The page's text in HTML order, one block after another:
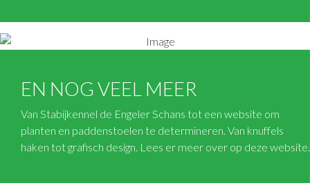
EN NOG VEEL MEER
Van Stabijkennel de Engeler Schans tot een website om
planten en paddenstoelen te determineren. Van knuffels
haken tot grafisch design. Lees er meer over op deze website.